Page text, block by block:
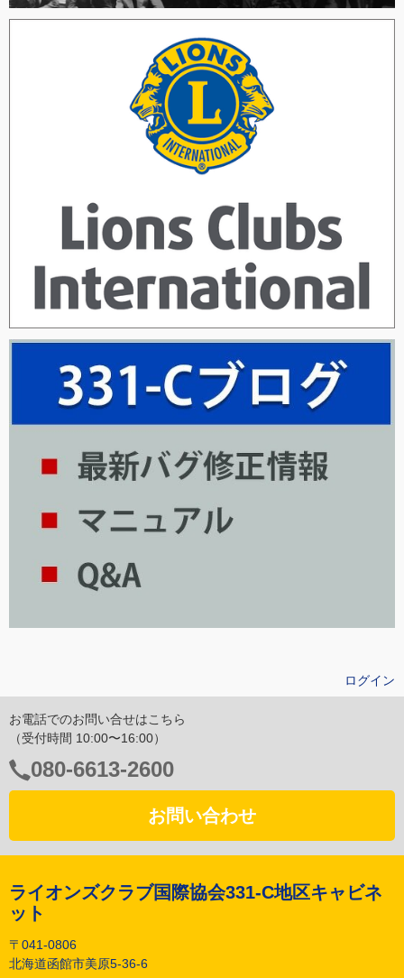
ログイン
お電話でのお問い合せはこちら
（受付時間 10:00〜16:00）
電
話
号：
080-6613-2600
お問い合わせ
ライオンズクラブ国際協会331-C地区キャビネ
ット
〒041-0806
北海道函館市美原5-36-6